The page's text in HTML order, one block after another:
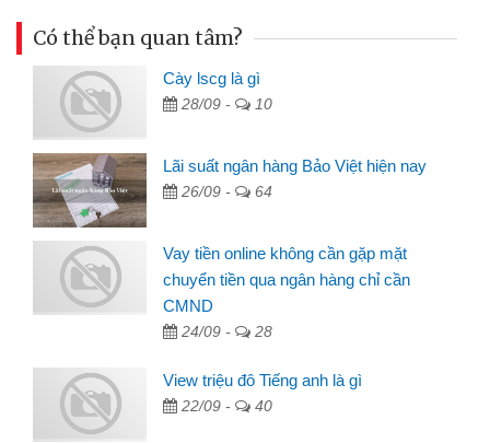
Có thể bạn quan tâm?
Cày lscg là gì
28/09 - 10
Lãi suất ngân hàng Bảo Việt hiện nay
26/09 - 64
Vay tiền online không cần gặp mặt
chuyển tiền qua ngân hàng chỉ cần
CMND
24/09 - 28
View triệu đô Tiếng anh là gì
22/09 - 40